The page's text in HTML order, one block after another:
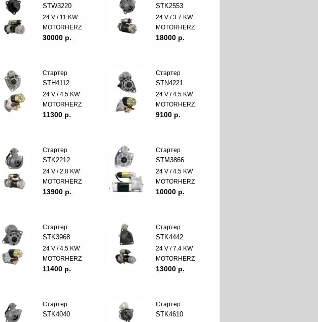
STW3220
24 V / 11 KW
MOTORHERZ
30000 p.
STK2553
24 V / 3.7 KW
MOTORHERZ
18000 p.
Стартер
STH4112
24 V / 4.5 KW
MOTORHERZ
11300 p.
Стартер
STN4221
24 V / 4.5 KW
MOTORHERZ
9100 p.
Стартер
STK2212
24 V / 2.8 KW
MOTORHERZ
13900 p.
Стартер
STM3866
24 V / 4.5 KW
MOTORHERZ
10000 p.
Стартер
STK3968
24 V / 4.5 KW
MOTORHERZ
11400 p.
Стартер
STK4442
24 V / 7.4 KW
MOTORHERZ
13000 p.
Стартер
STK4040
Стартер
STK4610